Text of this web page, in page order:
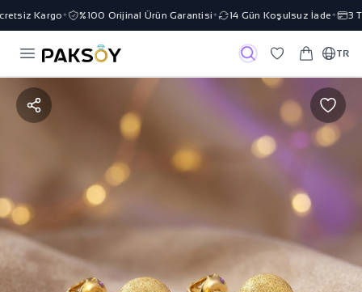
Kargo✦ %100 Orijinal Ürün Garantisi ✦ 14 Gün Koşulsuz İade✦ 3
TR